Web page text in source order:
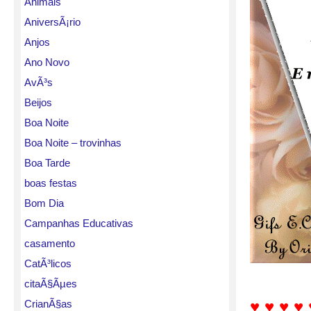
AniversÃ¡rio
Anjos
Ano Novo
AvÃ³s
Beijos
Boa Noite
Boa Noite – trovinhas
Boa Tarde
boas festas
Bom Dia
Campanhas Educativas
casamento
CatÃ³licos
citaÃ§Ãµes
CrianÃ§as
♥ ♥ ♥ ♥